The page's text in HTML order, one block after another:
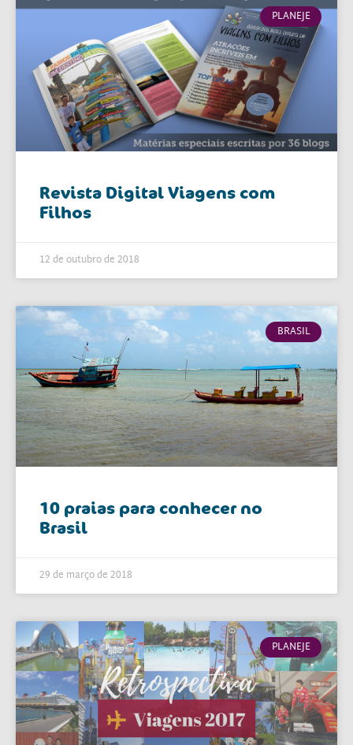
PLANEJE
Revista Digital Viagens com
Filhos
12 de outubro de 2018
BRASIL
10 praias para conhecer no
Brasil
29 de março de 2018
PLANEJE